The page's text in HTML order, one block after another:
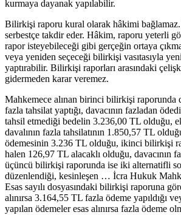
kurmaya dayanak yapılabilir.
Bilirkişi raporu kural olarak hâkimi
serbestçe takdir eder. Hâkim, raporu yeterli
rapor isteyebileceği gibi gerçeğin ortaya
veya yeniden seçeceği bilirkişi vasıtasıyla
yaptırabilir. Bilirkişi raporları arasındaki
gidermeden karar veremez.
Mahkemece alınan birinci bilirkişi raporunda
fazla tahsilat yaptığı, davacının fazladan
tahsil etmediği bedelin 3.236,00 TL olduğu,
davalının fazla tahsilatının 1.850,57 TL
ödemesinin 3.236 TL olduğu, ikinci bilirkişi
halen 126,97 TL alacaklı olduğu, davacının
üçüncü bilirkişi raporunda ise iki alternatifli
düzenlendiği, kesinleşen … İcra Hukuk
Esas sayılı dosyasındaki bilirkişi raporuna
alınırsa 3.164,55 TL fazla ödeme yapıldığı
yapılan ödemeler esas alınırsa fazla ödeme